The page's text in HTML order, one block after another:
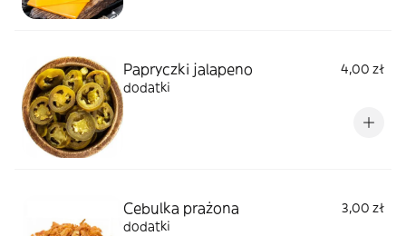
Papryczki jalapeno
4,00 zł
dodatki
Cebulka prażona
3,00 zł
dodatki